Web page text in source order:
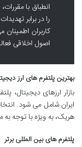
انطباق با
را در برابر
کاربران
اصول اخلاقی
بهترین پلتفرم های ارز
بازار ارزهای دیجیتال،
ایران شامل می شود.
هریک، به ویژه با توجه
پلتفرم های بین المللی برتر